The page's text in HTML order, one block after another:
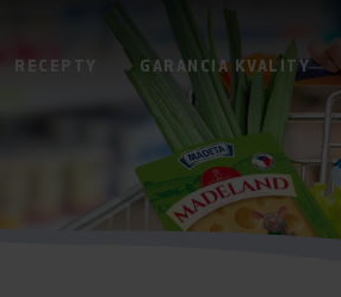
RECEPTY GARANCIA KVALITY